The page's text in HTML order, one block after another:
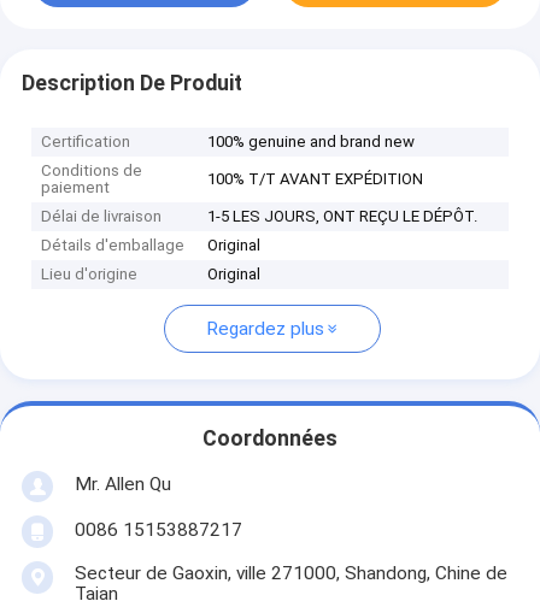
Description De Produit
Certification
100% genuine and brand new
Conditions de
paiement
100% T/T AVANT EXPÉDITION
Délai de livraison
1-5 LES JOURS, ONT REÇU LE DÉPÔT.
Détails d'emballage
Original
Lieu d'origine
Original
Regardez plus
Coordonnées
Mr. Allen Qu
0086 15153887217
Secteur de Gaoxin, ville 271000, Shandong, Chine de
Taian